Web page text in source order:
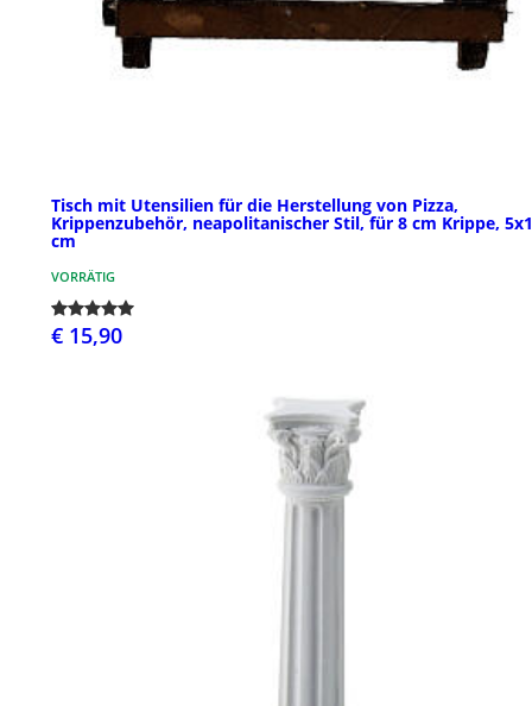
Tisch mit Utensilien für die Herstellung von Pizza,
Krippenzubehör, neapolitanischer Stil, für 8 cm Krippe,
cm
VORRÄTIG
€ 15,90